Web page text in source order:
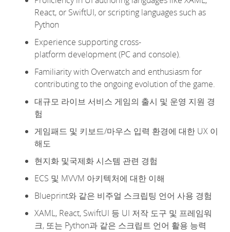
React, or SwiftUI, or scripting languages such as
Python
Experience supporting cross-
platform development (PC and console).
Familiarity with Overwatch and enthusiasm for
contributing to the ongoing evolution of the game.
대규모 라이브 서비스 게임의 출시 및 운영 지원 경
험
게임패드 및 키보드/마우스 입력 환경에 대한 UX 이
해도
현지화 및국제화 시스템 관련 경험
ECS 및 MVVM 아키텍처에 대한 이해
Blueprint와 같은 비주얼 스크립팅 언어 사용 경험
XAML, React, SwiftUI 등 UI 저작 도구 및 프레임워
크, 또는 Python과 같은 스크립트 언어 활용 능력